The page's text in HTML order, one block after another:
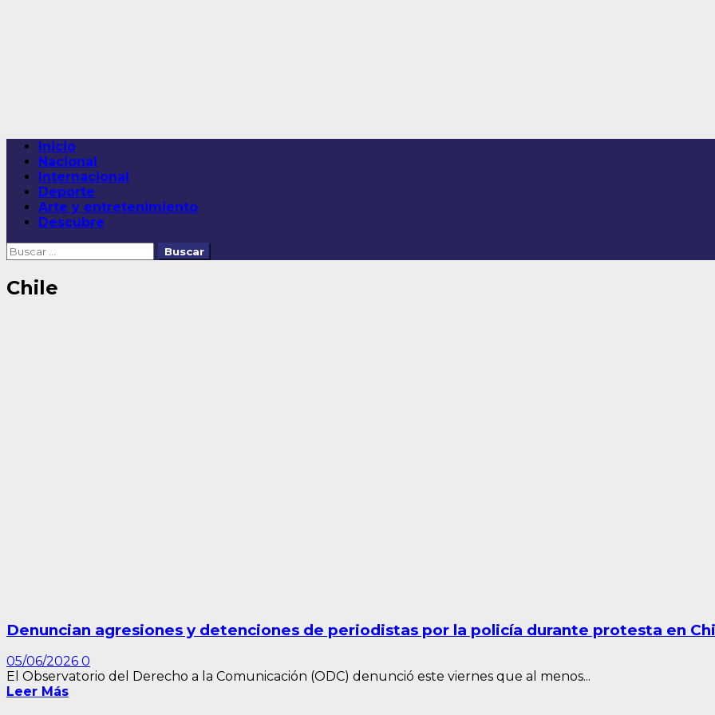
Menú
principal
Inicio
Nacional
Internacional
Deporte
Arte y entretenimiento
Descubre
Buscar:
Chile
Denuncian agresiones y detenciones de periodistas por la policía durante protesta en
05/06/2026 0
El Observatorio del Derecho a la Comunicación (ODC) denunció este viernes que al menos...
Leer Más